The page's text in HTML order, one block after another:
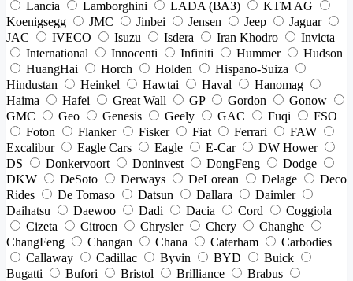
Lancia
Lamborghini LADA (ВАЗ)
KTM AG
Koenigsegg
JMC Jinbei Jensen Jeep
Jaguar
JAC
IVECO Isuzu Isdera Iran Khodro
Invicta
International
Innocenti Infiniti Hummer
Hudson
HuangHai
Horch Holden
Hispano-Suiza
Hindustan
Heinkel Hawtai Haval
Hanomag
Haima
Hafei Great Wall GP Gordon
Gonow
GMC
Geo Genesis Geely GAC Fuqi
FSO
Foton
Flanker Fisker Fiat Ferrari
FAW
Excalibur
Eagle Cars Eagle E-Car
DW Hower
DS
Donkervoort Doninvest DongFeng
Dodge
DKW
DeSoto Derways DeLorean Delage
Deco
Rides
De Tomaso Datsun Dallara
Daimler
Daihatsu
Daewoo Dadi Dacia Cord
Coggiola
Cizeta
Citroen Chrysler Chery
Changhe
ChangFeng
Changan Chana Caterham
Carbodies
Callaway
Cadillac Byvin BYD
Buick
Bugatti
Bufori Bristol Brilliance
Brabus